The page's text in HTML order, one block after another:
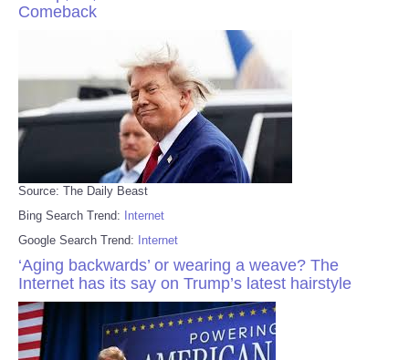
Comeback
Source: The Daily Beast
Bing Search Trend: Internet
Google Search Trend: Internet
‘Aging backwards’ or wearing a weave? The
Internet has its say on Trump’s latest hairstyle